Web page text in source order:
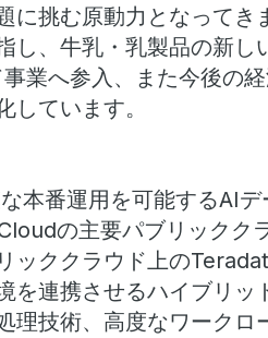
に挑む原動力となってき
、牛乳・乳製品の新し
業へ参入、また今後の
ています。
番運用を可能するAIデ
の主要パブリックク
ッククラウド上の
を連携させるハイブリッ
理技術、高度なワークロ